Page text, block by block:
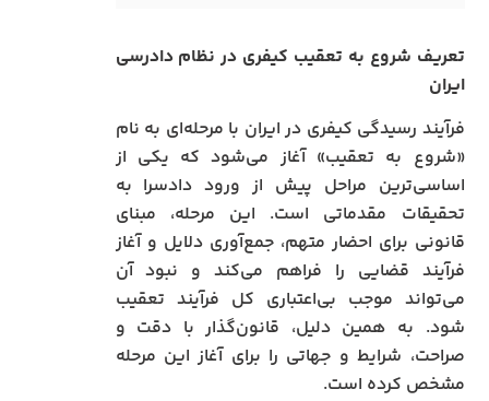
تعریف شروع به تعقیب کیفری در نظام دادرسی
ایران
فرآیند رسیدگی کیفری در ایران با مرحله‌ای به نام
«شروع به تعقیب» آغاز می‌شود که یکی از
اساسی‌ترین مراحل پیش از ورود دادسرا به
تحقیقات مقدماتی است. این مرحله، مبنای
قانونی برای احضار متهم، جمع‌آوری دلایل و آغاز
فرآیند قضایی را فراهم می‌کند و نبود آن
می‌تواند موجب بی‌اعتباری کل فرآیند تعقیب
شود. به همین دلیل، قانون‌گذار با دقت و
صراحت، شرایط و جهاتی را برای آغاز این مرحله
مشخص کرده است.